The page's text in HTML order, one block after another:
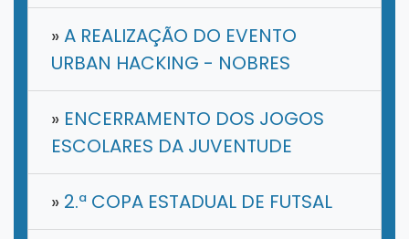
»A REALIZAÇÃO DO EVENTO
URBAN HACKING - NOBRES
» ENCERRAMENTO DOS JOGOS
ESCOLARES DA JUVENTUDE
» 2.ª COPA ESTADUAL DE FUTSAL